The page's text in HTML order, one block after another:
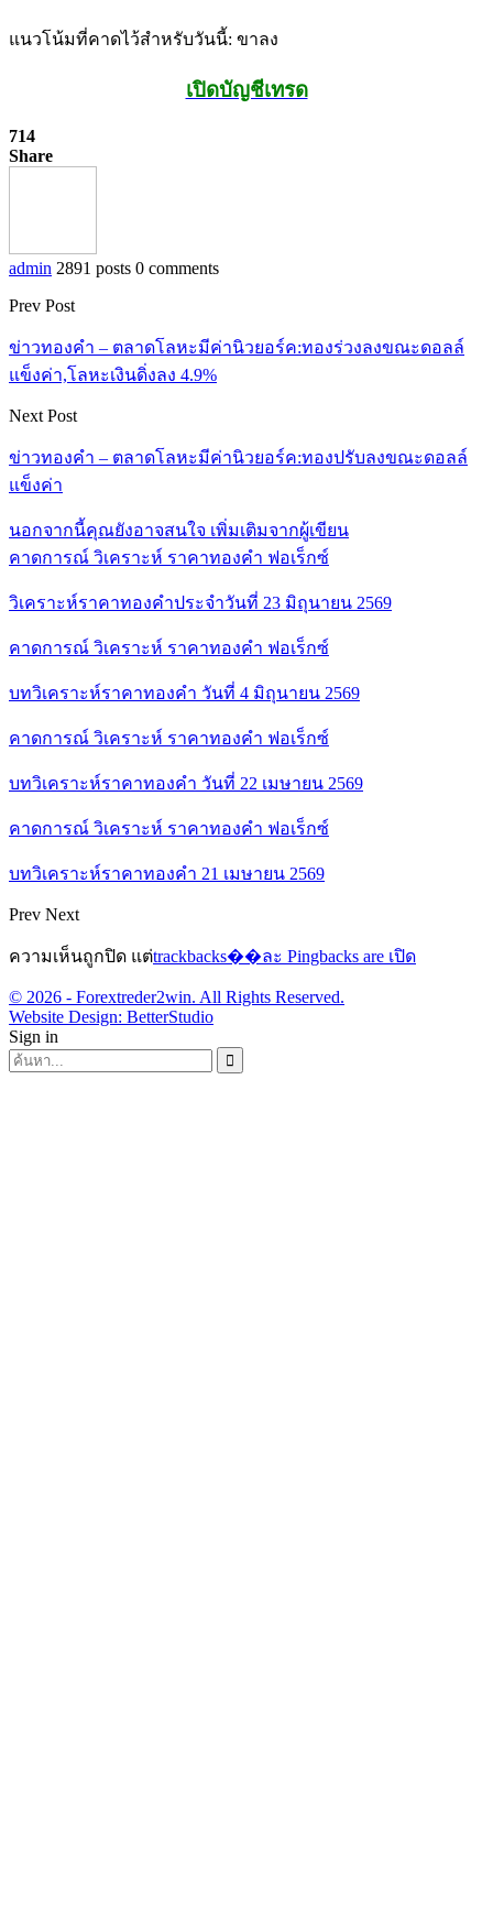
แนวโน้มที่คาดไว้สำหรับวันนี้: ขาลง
เปิดบัญชีเทรด
714
Share
admin 2891 posts 0 comments
Prev Post
ข่าวทองคำ – ตลาดโลหะมีค่านิวยอร์ค:ทองร่วงลงขณะดอลล์
แข็งค่า,โลหะเงินดิ่งลง 4.9%
Next Post
ข่าวทองคำ – ตลาดโลหะมีค่านิวยอร์ค:ทองปรับลงขณะดอลล์
แข็งค่า
นอกจากนี้คุณยังอาจสนใจ เพิ่มเติมจากผู้เขียน
คาดการณ์ วิเคราะห์ ราคาทองคำ ฟอเร็กซ์
วิเคราะห์ราคาทองคำประจำวันที่ 23 มิถุนายน 2569
คาดการณ์ วิเคราะห์ ราคาทองคำ ฟอเร็กซ์
บทวิเคราะห์ราคาทองคำ วันที่ 4 มิถุนายน 2569
คาดการณ์ วิเคราะห์ ราคาทองคำ ฟอเร็กซ์
บทวิเคราะห์ราคาทองคำ วันที่ 22 เมษายน 2569
คาดการณ์ วิเคราะห์ ราคาทองคำ ฟอเร็กซ์
บทวิเคราะห์ราคาทองคำ 21 เมษายน 2569
Prev Next
ความเห็นถูกปิด แต่trackbacks��ละ Pingbacks are เปิด
© 2026 - Forextreder2win. All Rights Reserved.
Website Design: BetterStudio
Sign in